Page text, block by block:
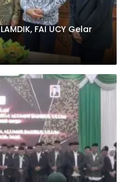
FAI UCY Gelar